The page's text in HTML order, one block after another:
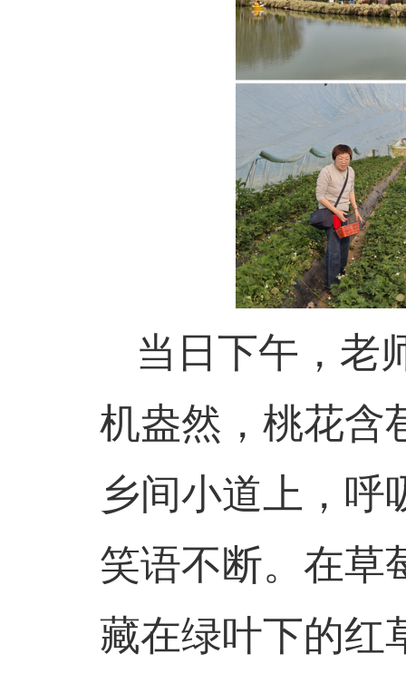
当日下午，老
机盎然，桃花含
乡间小道上，呼
笑语不断。在草
藏在绿叶下的红